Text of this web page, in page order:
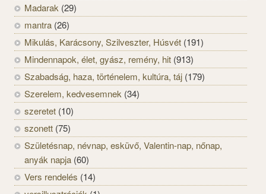
Madarak (29)
mantra (26)
Mikulás, Karácsony, Szilveszter, Húsvét (191)
Mindennapok, élet, gyász, remény, hit (913)
Szabadság, haza, történelem, kultúra, táj (179)
Szerelem, kedvesemnek (34)
szeretet (10)
szonett (75)
Születésnap, névnap, esküvő, Valentin-nap, nőnap,
anyák napja (60)
Vers rendelés (14)